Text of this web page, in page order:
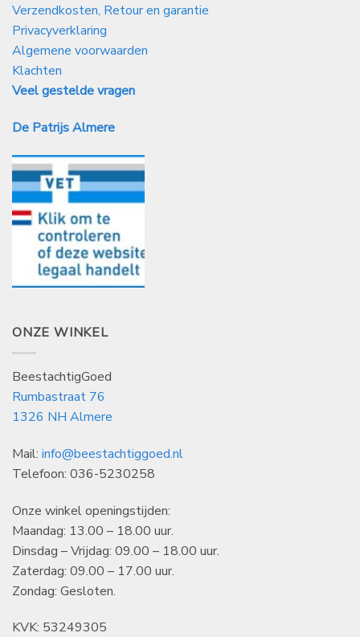
Verzendkosten, Retour en garantie
Privacyverklaring
Algemene voorwaarden
Klachten
Veel gestelde vragen
De Patrijs Almere
ONZE WINKEL
BeestachtigGoed
Rumbastraat 76
1326 NH Almere
Mail: info@beestachtiggoed.nl
Telefoon: 036-5230258
Onze winkel openingstijden:
Maandag: 13.00 – 18.00 uur.
Dinsdag – Vrijdag: 09.00 – 18.00 uur.
Zaterdag: 09.00 – 17.00 uur.
Zondag: Gesloten.
KVK: 53249305